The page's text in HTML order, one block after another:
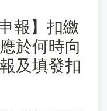
報】扣繳
於何時向
及填發扣